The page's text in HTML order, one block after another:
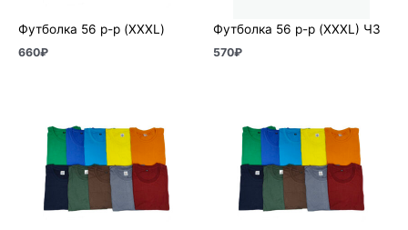
Футболка 56 р-р (XXXL)
660₽
Футболка 56 р-р (XXXL) ЧЗ
570₽